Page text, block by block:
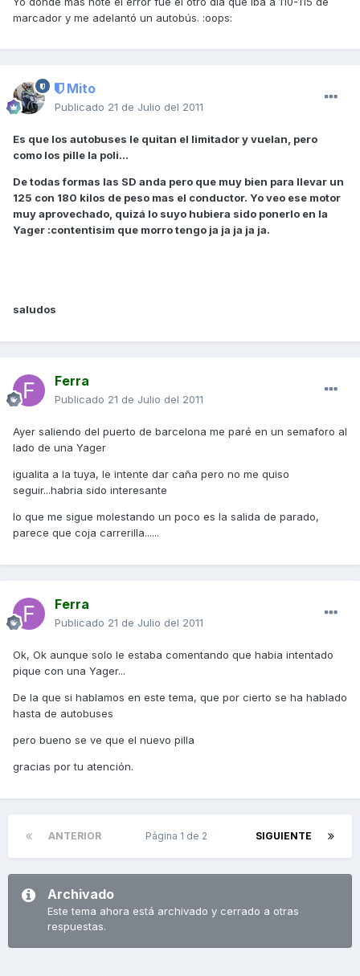
marcador y me adelantó un autobús. :oops:
Mito
Publicado 21 de Julio del 2011
Es que los autobuses le quitan el limitador y vuelan, pero
como los pille la poli...
De todas formas las SD anda pero que muy bien para llevar un
125 con 180 kilos de peso mas el conductor. Yo veo ese motor
muy aprovechado, quizá lo suyo hubiera sido ponerlo en la
Yager :contentisim que morro tengo ja ja ja ja ja.
saludos
Ferra
Publicado 21 de Julio del 2011
Ayer saliendo del puerto de barcelona me paré en un semaforo al
lado de una Yager
igualita a la tuya, le intente dar caña pero no me quiso
seguir...habria sido interesante
lo que me sigue molestando un poco es la salida de parado,
parece que coja carrerilla......
Ferra
Publicado 21 de Julio del 2011
Ok, Ok aunque solo le estaba comentando que habia intentado
pique con una Yager...
De la que si hablamos en este tema, que por cierto se ha hablado
hasta de autobuses
pero bueno se ve que el nuevo pilla
gracias por tu atención.
ANTERIOR SIGUIENTE
Página 1 de 2
Archivado
Este tema ahora está archivado y cerrado a otras
respuestas.